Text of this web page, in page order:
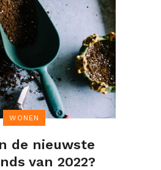
WONEN
de nieuwste
van 2022?